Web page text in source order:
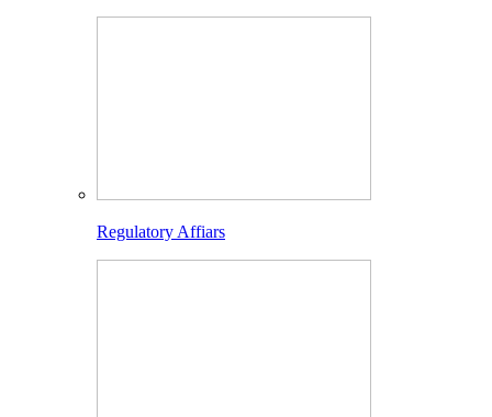
Regulatory Affiars